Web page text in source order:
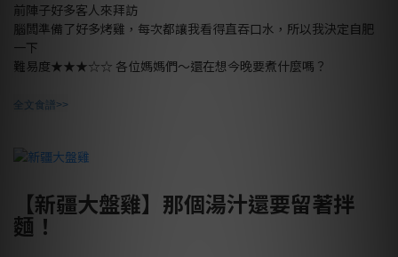
前陣子好多客人來拜訪
腦闆準備了好多烤雞，每次都讓我看得直吞口水，所以我決定自肥
一下
難易度★★★☆☆ 各位媽媽們～還在想今晚要煮什麼嗎？
全文食譜>>
【新疆大盤雞】那個湯汁還要留著拌
麵！